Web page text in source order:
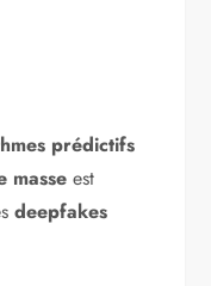
prédictifs
masse est
deepfakes